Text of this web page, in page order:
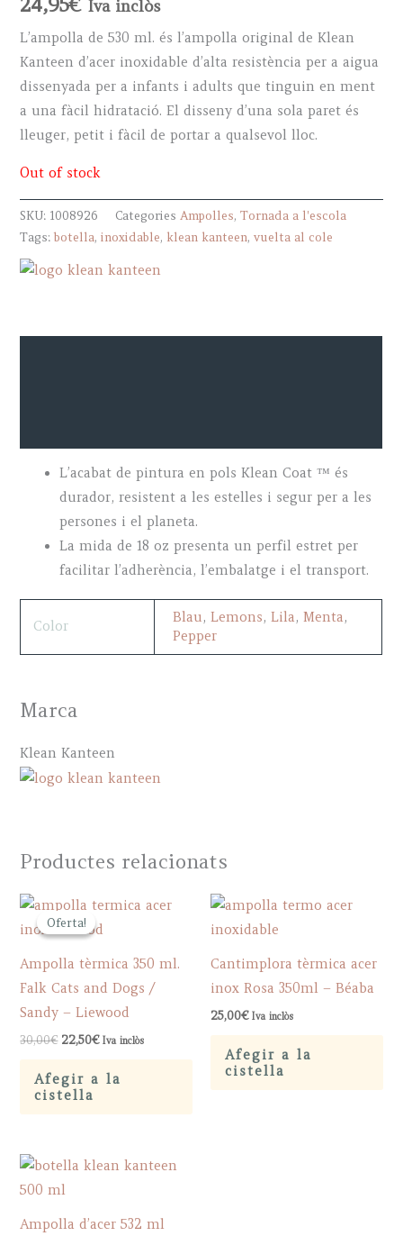
Iva inclòs
L’ampolla de 530 ml. és l’ampolla original de Klean
Kanteen d’acer inoxidable d’alta resistència per a aigua
dissenyada per a infants i adults que tinguin en ment
a una fàcil hidratació. El disseny d’una sola paret és
lleuger, petit i fàcil de portar a qualsevol lloc.
Out of stock
SKU: 1008926 CategoriesAmpolles,Tornada a l'escola
Tags:botella,inoxidable, klean kanteen,vuelta al cole
L’acabat de pintura en pols Klean Coat ™ és
durador, resistent a les estelles i segur per a les
persones i el planeta.
La mida de 18 oz presenta un perfil estret per
facilitar l’adherència, l’embalatge i el transport.
Color
Blau , Lemons, Lila , Menta ,
Pepper
Marca
Klean Kanteen
Productes relacionats
Oferta!
Oferta!
Ampolla tèrmica 350 ml.
Falk Cats and Dogs /
Sandy – Liewood
30,00€ Original
was:
30,00€.
22,50€Current
is:
22,50€.
Iva inclòs
Afegir a la
cistella
Cantimplora tèrmica acer
inox Rosa 350ml – Béaba
25,00€ Iva inclòs
Afegir a la
cistella
Ampolla d’acer 532 ml